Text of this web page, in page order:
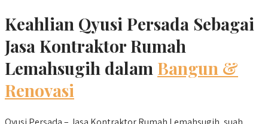
Keahlian Qyusi Persada Sebagai
Jasa Kontraktor Rumah
Lemahsugih dalam Bangun &
Renovasi